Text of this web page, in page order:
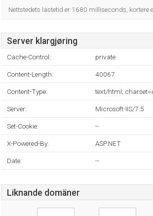
Nettstedets lastetid er 1680 milliseconds, kortere
Server klargjøring
Cache-Control: private
Content-Length: 40067
Content-Type: text/html;
Server: Microsoft-IIS/7.5
Set-Cookie: --
X-Powered-By: ASP.NET
Date: --
Liknande domäner